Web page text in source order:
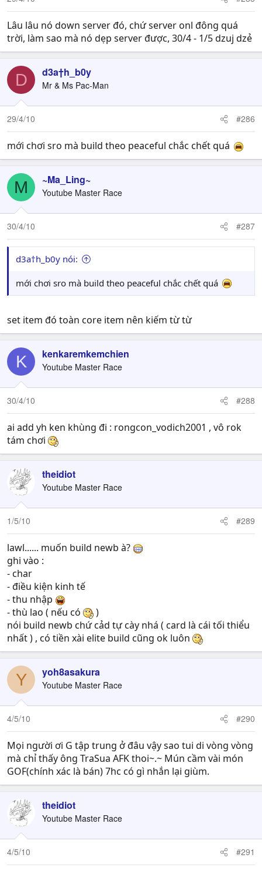
Lâu lâu nó down server đó, chứ server onl đông quá
trời, làm sao mà nó dẹp server được, 30/4 - 1/5 dzuj dzẻ
D d3a†h_b0y
Mr & Ms Pac-Man
29/4/10 #286
mới chơi sro mà build theo peaceful chắc chết quá
M ~Ma_Ling~
Youtube Master Race
30/4/10 #287
d3a†h_b0y nói:
mới chơi sro mà build theo peaceful chắc chết quá
set item đó toàn core item nên kiếm từ từ
K kenkaremkemchien
Youtube Master Race
30/4/10 #288
ai add yh ken khùng đi : rongcon_vodich2001 , vô rok
tám chơi
theidiot
Youtube Master Race
1/5/10 #289
lawl...... muốn build newb à?
ghi vào :
- char
- điều kiện kinh tế
- thu nhập
- thù lao ( nếu có
)
nói build newb chứ cảd tự cày nhá ( card là cái tối thiểu
nhất ) , có tiền xài elite build cũng ok luôn
Y yoh8asakura
Youtube Master Race
4/5/10 #290
Mọi người ơi G tập trung ở đâu vậy sao tui di vòng vòng
mà chỉ thấy ông TraSua AFK thoi~.~ Mún cầm vài món
GOF(chính xác là bán) 7hc có gì nhắn lại giùm.
theidiot
Youtube Master Race
4/5/10 #291